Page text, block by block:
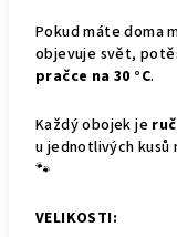
Pokud máte doma
objevuje svět,
pračce na 30 °C.
Každý obojek je
u jednotlivých
🐾
VELIKOSTI: